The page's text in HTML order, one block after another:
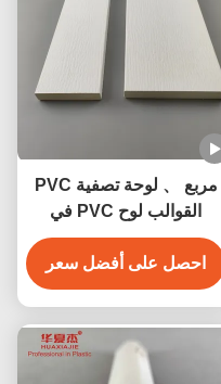
مربع 、 لوحة تصفية PVC
القوالب لوح PVC في
الأبيض لمجموعة واسعة من
التطبيقات
احصل على أفضل سعر